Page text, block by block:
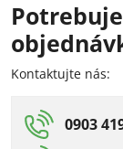
Kontaktujte nás:
0903